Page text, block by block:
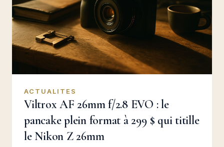
ACTUALITES
Viltrox AF 26mm f/2.8 EVO : le
pancake plein format à 299 $ qui titille
le Nikon Z 26mm